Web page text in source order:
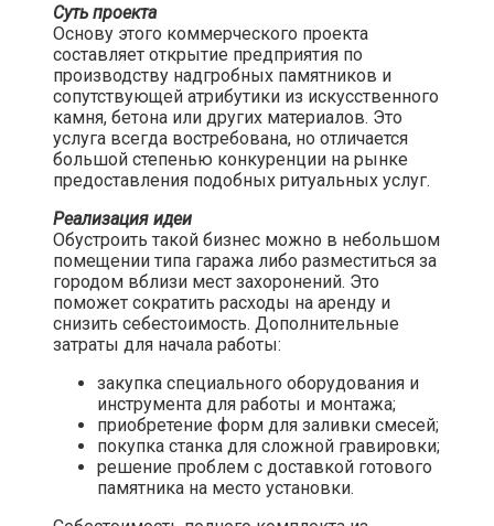
Суть проекта
Основу этого коммерческого проекта
составляет открытие предприятия по
производству надгробных памятников и
сопутствующей атрибутики из искусственного
камня, бетона или других материалов. Это
услуга всегда востребована, но отличается
большой степенью конкуренции на рынке
предоставления подобных ритуальных услуг.​
Реализация идеи
Обустроить такой бизнес можно в небольшом
помещении типа гаража либо разместиться за
городом вблизи мест захоронений. Это
поможет сократить расходы на аренду и
снизить себестоимость. Дополнительные
затраты для начала работы:
закупка специального оборудования и
инструмента для работы и монтажа;
приобретение форм для заливки смесей;
покупка станка для сложной гравировки;
решение проблем с доставкой готового
памятника на место установки.